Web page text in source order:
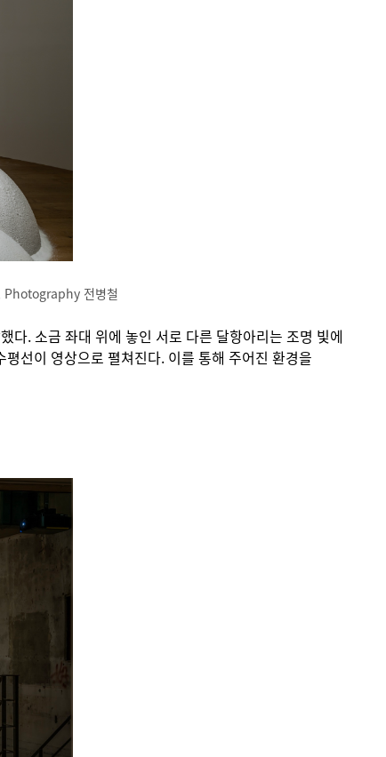
전병철
다. 소금 좌대 위에 놓인 서로 다른 달항아리는 조명 빛에
선이 영상으로 펼쳐진다. 이를 통해 주어진 환경을